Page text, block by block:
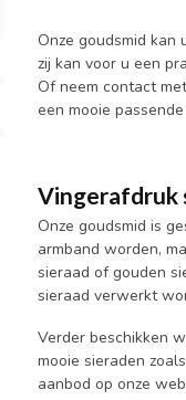
Onze goudsmid
zij kan voor u een
Of neem contact
een mooie
Vingerafdruk
Onze goudsmid is
armband worden,
sieraad of gouden
sieraad verwerkt
Verder beschikken
mooie sieraden
aanbod op onze